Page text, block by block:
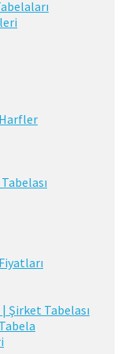
Şirket Tabelası